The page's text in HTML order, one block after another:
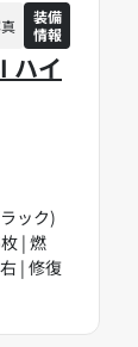
ハイ
ック)
| 燃
| 修復
装備
情報